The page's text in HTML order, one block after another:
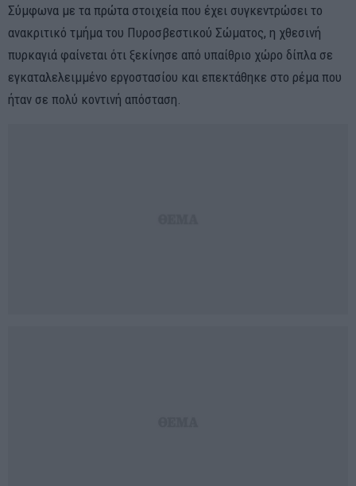
Σύμφωνα με τα πρώτα στοιχεία που έχει συγκεντρώσει το
ανακριτικό τμήμα του Πυροσβεστικού Σώματος, η χθεσινή
πυρκαγιά φαίνεται ότι ξεκίνησε από υπαίθριο χώρο δίπλα σε
εγκαταλελειμμένο εργοστασίου και επεκτάθηκε στο ρέμα που
ήταν σε πολύ κοντινή απόσταση.